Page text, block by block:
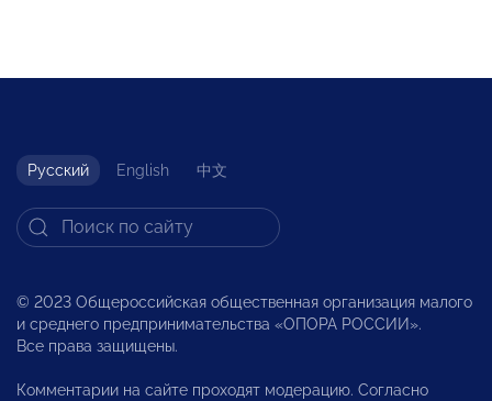
Русский English 中文
© 2023 Общероссийская общественная организация малого
и среднего предпринимательства «ОПОРА РОССИИ».
Все права защищены.
Комментарии на сайте проходят модерацию. Согласно